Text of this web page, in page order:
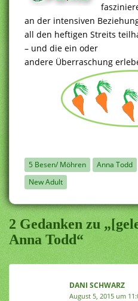
an der intensiven
all den heftigen Streits
– und die ein oder
andere Überraschung
5 Besen/ Möhren Anna Todd
New Adult
2 Gedanken zu
Anna Todd“
DANI SCHWARZ
August 5, 2015 um